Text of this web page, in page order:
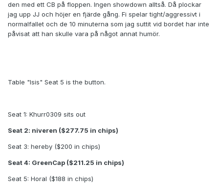
den med ett CB på floppen. Ingen showdown alltså. Då plockar
jag upp JJ och höjer en fjärde gång. Fi spelar tight/aggressivt i
normalfallet och de 10 minuterna som jag suttit vid bordet har inte
påvisat att han skulle vara på något annat humör.
Table "Isis" Seat 5 is the button.
Seat 1: Khurr0309 sits out
Seat 2: niveren ($277.75 in chips)
Seat 3: hereby ($200 in chips)
Seat 4: GreenCap ($211.25 in chips)
Seat 5: Horal ($188 in chips)